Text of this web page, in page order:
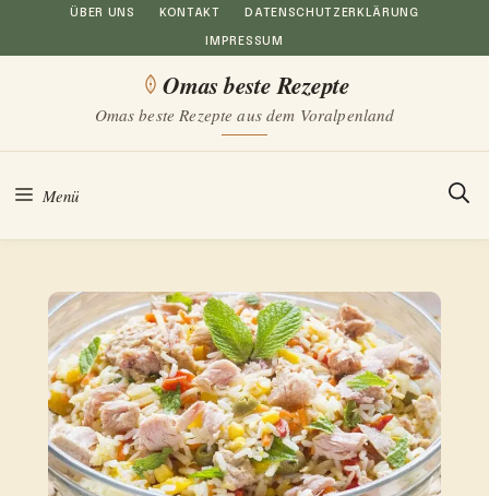
Inhalt
ÜBER UNS KONTAKT DATENSCHUTZERKLÄRUNG
IMPRESSUM
Omas beste Rezepte
Omas beste Rezepte aus dem Voralpenland
Menü